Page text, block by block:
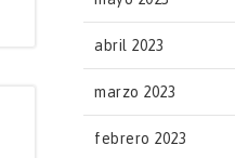
abril 2023
marzo 2023
febrero 2023